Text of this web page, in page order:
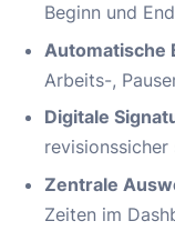
Beginn und
Automatische
Arbeits-,
Digitale
revisionssicher
Zentrale
Zeiten im